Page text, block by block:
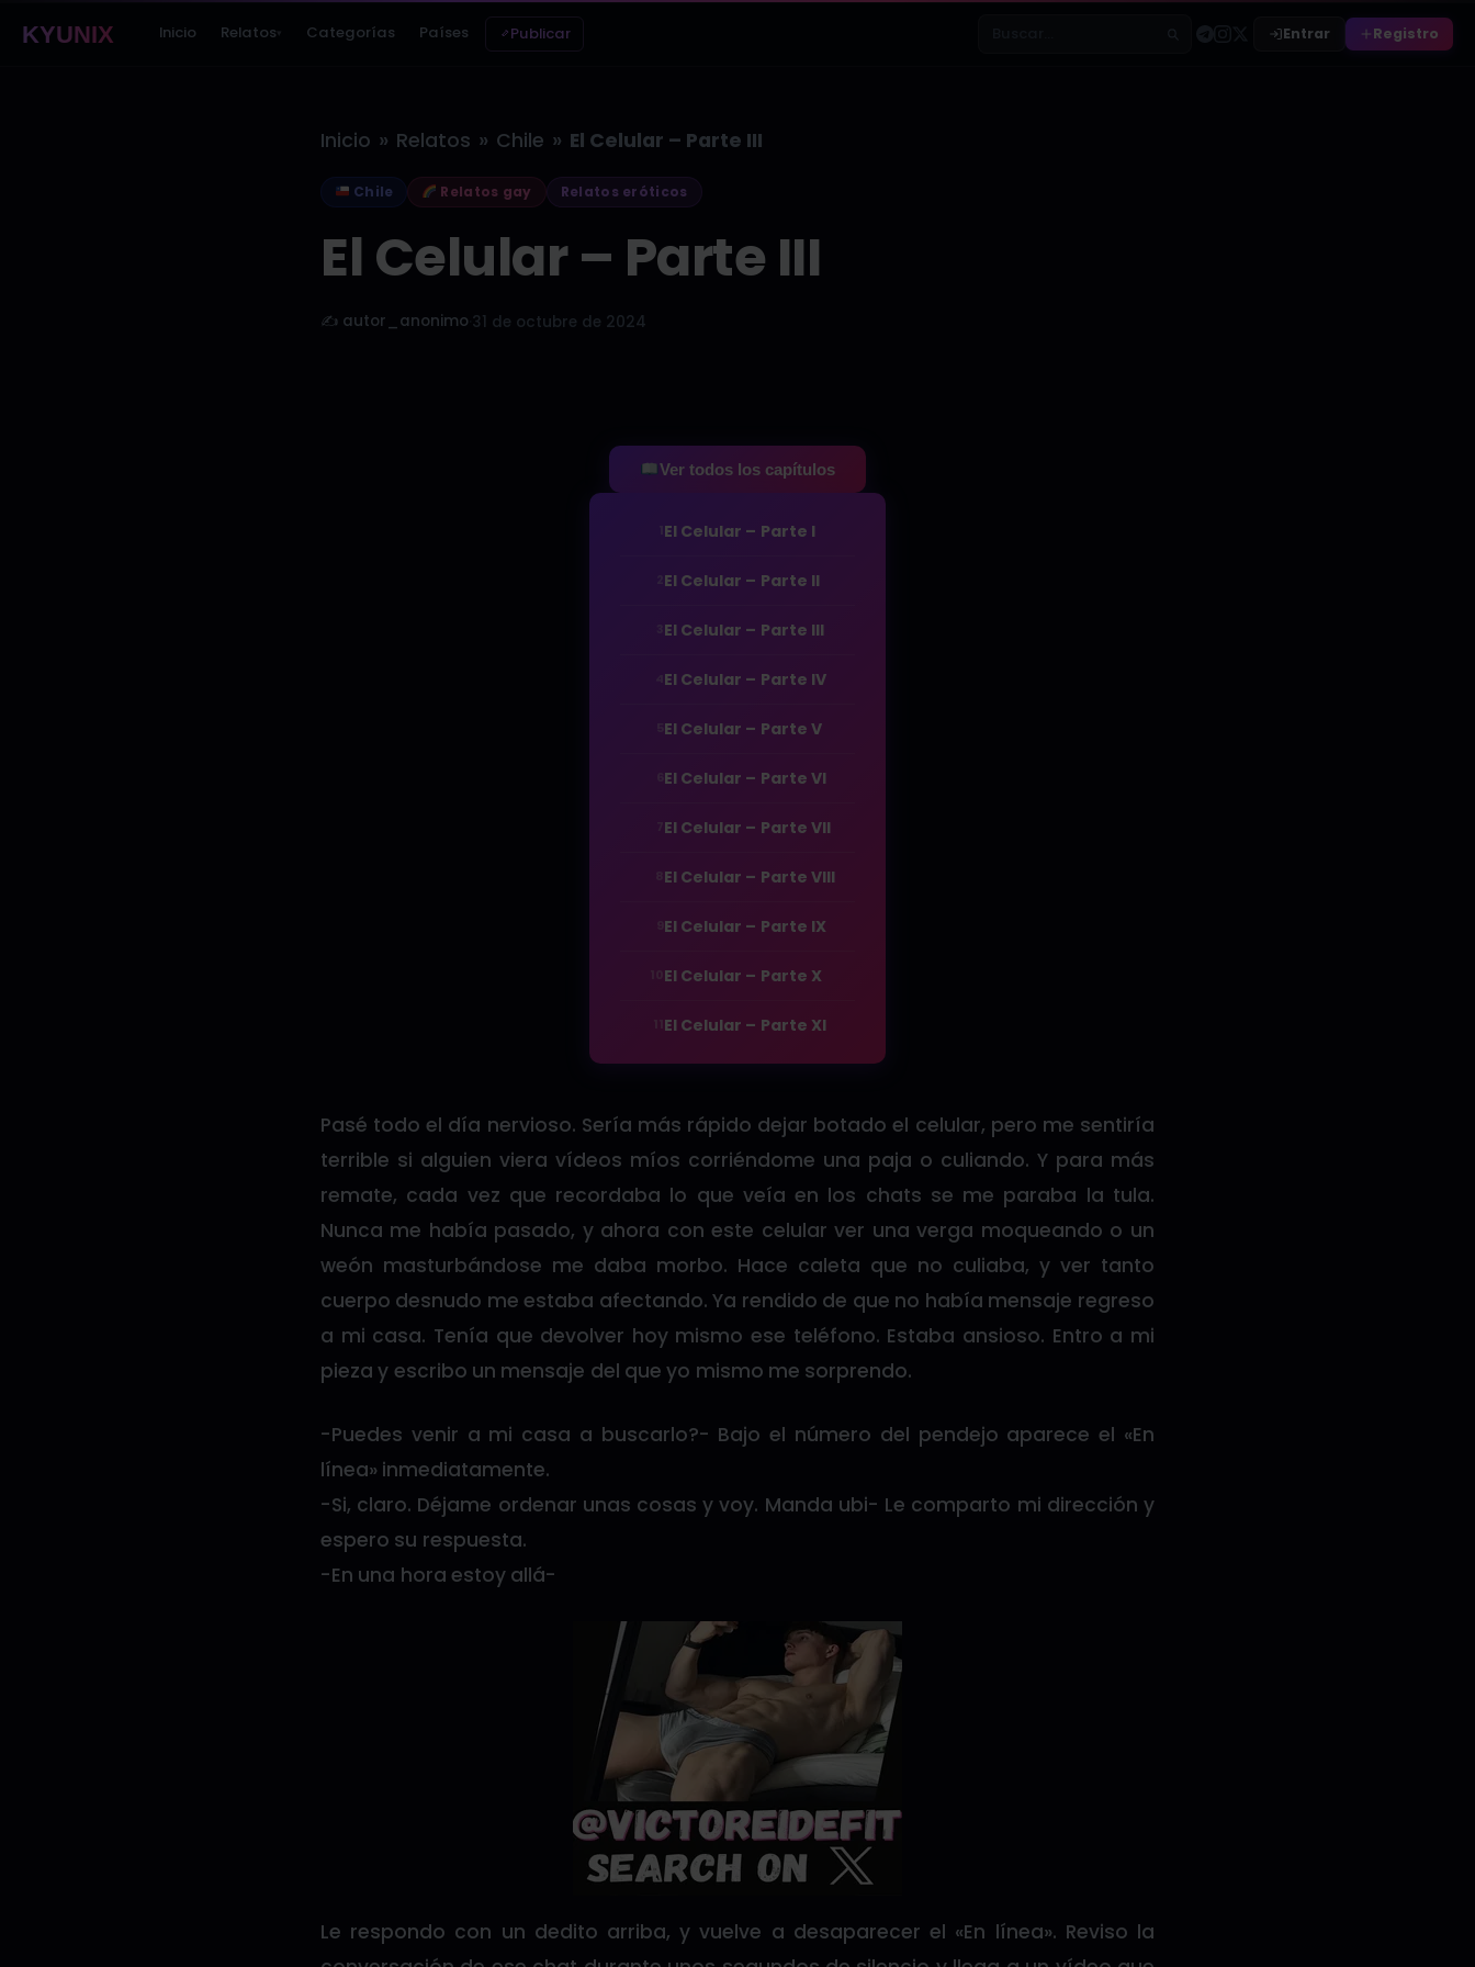
KYUNIX Inicio Relatos▾ Categorías Países Publicar Entrar Registro
Inicio » Relatos » Chile » El Celular – Parte III
Chile Relatos gay Relatos eróticos
El Celular – Parte III
✍️ autor_anonimo 31 de octubre de 2024
Ver todos los capítulos
El Celular – Parte I
El Celular – Parte II
El Celular – Parte III
El Celular – Parte IV
El Celular – Parte V
El Celular – Parte VI
El Celular – Parte VII
El Celular – Parte VIII
El Celular – Parte IX
El Celular – Parte X
El Celular – Parte XI
Pasé todo el día nervioso. Sería más rápido dejar botado el celular, pero me sentiría
terrible si alguien viera vídeos míos corriéndome una paja o culiando. Y para más
remate, cada vez que recordaba lo que veía en los chats se me paraba la tula.
Nunca me había pasado, y ahora con este celular ver una verga moqueando o un
weón masturbándose me daba morbo. Hace caleta que no culiaba, y ver tanto
cuerpo desnudo me estaba afectando. Ya rendido de que no había mensaje regreso
a mi casa. Tenía que devolver hoy mismo ese teléfono. Estaba ansioso. Entro a mi
pieza y escribo un mensaje del que yo mismo me sorprendo.
-Puedes venir a mi casa a buscarlo?- Bajo el número del pendejo aparece el «En
línea» inmediatamente.
-Si, claro. Déjame ordenar unas cosas y voy. Manda ubi- Le comparto mi dirección y
espero su respuesta.
-En una hora estoy allá-
Le respondo con un dedito arriba, y vuelve a desaparecer el «En línea». Reviso la